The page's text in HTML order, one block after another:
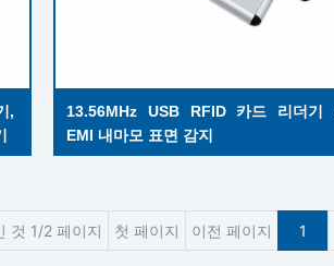
,
13.56MHz USB RFID 카드 리더기
EMI 내마모 표면 감지
것 1/2 페이지 첫 페이지 이전 페이지 1